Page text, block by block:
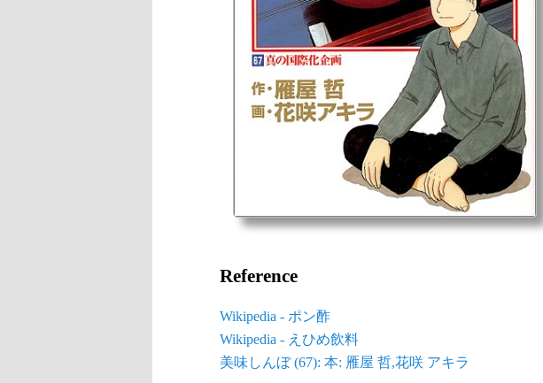
Reference
Wikipedia - ポン酢
Wikipedia - えひめ飲料
美味しんぼ (67): 本: 雁屋 哲,花咲 アキラ